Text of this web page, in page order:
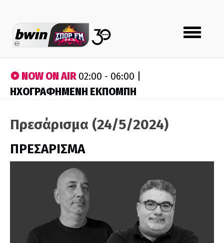
Toggle
navigation
NOW ON AIR02:00 - 06:00 |
ΗΧΟΓΡΑΦΗΜΕΝΗ ΕΚΠΟΜΠΗ
Πρεσάρισμα (24/5/2024)
ΠΡΕΣΑΡΙΣΜΑ